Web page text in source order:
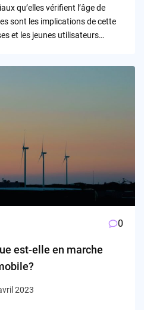
qu’elles vérifient l’âge de
sont les implications de cette
et les jeunes utilisateurs…
0
est-elle en marche
2023